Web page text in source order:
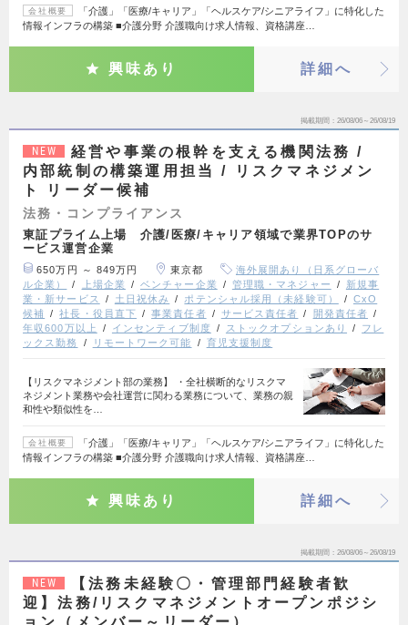
会社概要
「介護」「医療/キャリア」「ヘルスケア/シニアライフ」に特化した
情報インフラの構築 ■介護分野 介護職向け求人情報、資格講座…
興味あり 詳細へ
掲載期間 26/08/06～26/08/19
NEW
経営や事業の根幹を支える機関法務 /
内部統制の構築運用担当 / リスクマネジメン
ト リーダー候補
法務・コンプライアンス
東証プライム上場 介護/医療/キャリア領域で業界TOPのサ
ービス運営企業
650万円 ～ 849万円 東京都
海外展開あり（日系グローバ
ル企業）
上場企業 ベンチャー企業 管理職・マネジャー
新規事
業・新サービス
土日祝休み ポテンシャル採用（未経験可）
CxO
候補
社長・役員直下 事業責任者 サービス責任者
開発責任者
年収600万以上
インセンティブ制度 ストックオプションあり
フレ
ックス勤務
リモートワーク可能 育児支援制度
【リスクマネジメント部の業務】 ・全社横断的なリスクマ
ネジメント業務や会社運営に関わる業務について、業務の親
和性や類似性を…
会社概要
「介護」「医療/キャリア」「ヘルスケア/シニアライフ」に特化した
情報インフラの構築 ■介護分野 介護職向け求人情報、資格講座…
興味あり 詳細へ
掲載期間 26/08/06～26/08/19
NEW
【法務未経験〇・管理部門経験者歓
迎】法務/リスクマネジメントオープンポジシ